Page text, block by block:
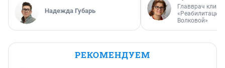
Надежда Губарь
Главврач
«Реабилитация
Волковой»
РЕКОМЕНДУЕМ